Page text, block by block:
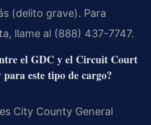
(delito grave). Para
llame al (888) 437-7747.
el GDC y el Circuit Court
este tipo de cargo?
City County General